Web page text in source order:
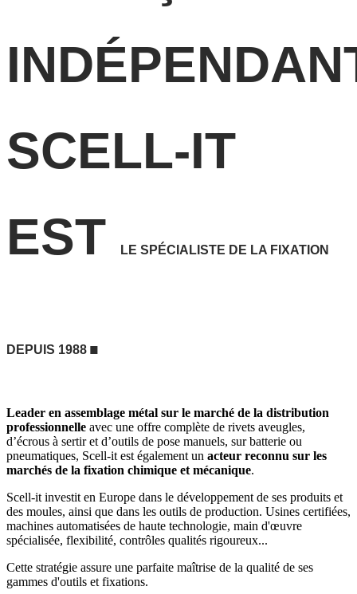
SCELL-IT
EST
LE SPÉCIALISTE DE LA FIXATION
DEPUIS 1988 .
Leader en assemblage métal sur le marché de la distribution
professionnelle avec une offre complète de rivets aveugles,
d’écrous à sertir et d’outils de pose manuels, sur batterie ou
pneumatiques, Scell-it est également un acteur reconnu sur les
marchés de la fixation chimique et mécanique.
Scell-it investit en Europe dans le développement de ses produits et
des moules, ainsi que dans les outils de production. Usines certifiées,
machines automatisées de haute technologie, main d'œuvre
spécialisée, flexibilité, contrôles qualités rigoureux...
Cette stratégie assure une parfaite maîtrise de la qualité de ses
gammes d'outils et fixations.